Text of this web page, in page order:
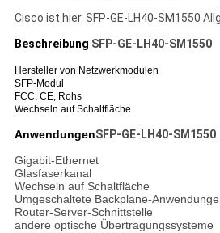
Cisco ist hier. SFP-GE-LH40-SM1550
Beschreibung SFP-GE-LH40-SM1550
Hersteller von Netzwerkmodulen
SFP-Modul
FCC, CE, Rohs
Wechseln auf Schaltfläche
AnwendungenSFP-GE-LH40-SM1550
Gigabit-Ethernet
Glasfaserkanal
Wechseln auf Schaltfläche
Umgeschaltete Backplane-
Router-Server-Schnittstelle
andere optische Übertragungssysteme